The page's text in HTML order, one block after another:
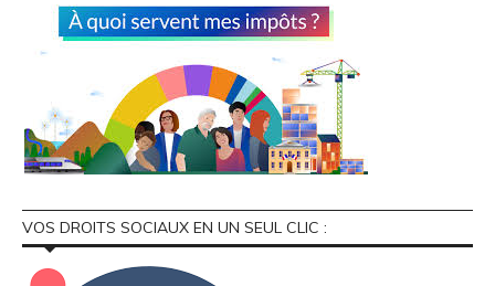
VOS DROITS SOCIAUX EN UN SEUL CLIC :